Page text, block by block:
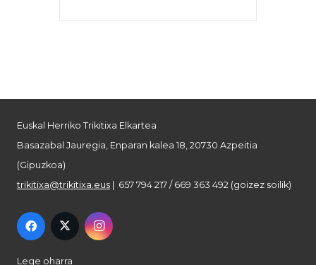
Euskal Herriko Trikitixa Elkartea
Basazabal Jauregia, Enparan kalea 18, 20730 Azpeitia
(Gipuzkoa)
trikitixa@trikitixa.eus | 657 794 217 / 669 363 492 (goizez soilik)
Lege oharra